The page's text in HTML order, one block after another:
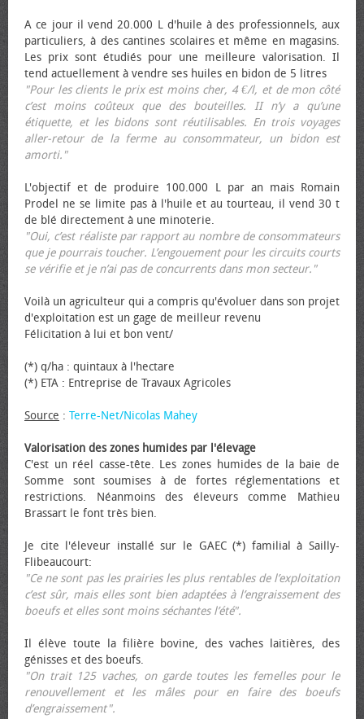
A ce jour il vend 20.000 L d'huile à des professionnels, aux
particuliers, à des cantines scolaires et même en magasins.
Les prix sont étudiés pour une meilleure valorisation. Il
tend actuellement à vendre ses huiles en bidon de 5 litres
"Pour les clients le prix est moins cher, 4 €/l, et de mon côté
c’est moins coûteux que des bouteilles. II n’y a qu’une
étiquette, et les bidons sont réutilisables. En trois voyages
aller-retour de la ferme au consommateur, un bidon est
amorti."
L'objectif et de produire 100.000 L par an mais Romain
Prodel ne se limite pas à l'huile et au tourteau, il vend 30 t
de blé directement à une minoterie.
"Oui, c’est réaliste par rapport au nombre de consommateurs
que je pourrais toucher. L’engouement pour les circuits courts
se vérifie et je n’ai pas de concurrents dans mon secteur."
Voilà un agriculteur qui a compris qu'évoluer dans son projet
d'exploitation est un gage de meilleur revenu
Félicitation à lui et bon vent/
(*) q/ha : quintaux à l'hectare
(*) ETA : Entreprise de Travaux Agricoles
Source : Terre-Net/Nicolas Mahey
Valorisation des zones humides par l'élevage
C'est un réel casse-tête. Les zones humides de la baie de
Somme sont soumises à de fortes réglementations et
restrictions. Néanmoins des éleveurs comme Mathieu
Brassart le font très bien.
Je cite l'éleveur installé sur le GAEC (*) familial à Sailly-
Flibeaucourt:
"Ce ne sont pas les prairies les plus rentables de l’exploitation
c’est sûr, mais elles sont bien adaptées à l’engraissement des
bœufs et elles sont moins séchantes l’été".
Il élève toute la filière bovine, des vaches laitières, des
génisses et des bœufs.
"On trait 125 vaches, on garde toutes les femelles pour le
renouvellement et les mâles pour en faire des bœufs
d’engraissement".